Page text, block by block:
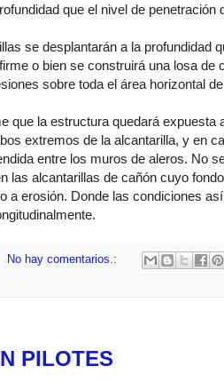
que el nivel de penetración
se desplantarán a la profundidad
o bien se construirá una losa de
sobre toda el área horizontal
que la estructura quedará
extremos de la alcantarilla, y en
entre los muros de aleros. No
las alcantarillas de cañón cuyo
a erosión. Donde las condiciones
No hay comentarios.:
PILOTES